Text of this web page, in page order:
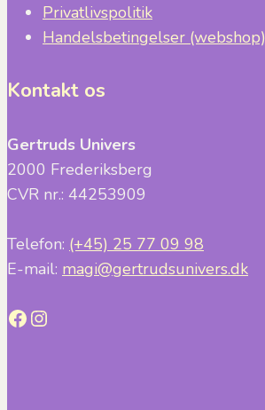
Privatlivspolitik
Handelsbetingelser (webshop)
Kontakt os
Gertruds Univers
2000 Frederiksberg
CVR nr.: 44253909
Telefon: (+45) 25 77 09 98
E-mail: magi@gertrudsunivers.dk
Facebook
Instagram